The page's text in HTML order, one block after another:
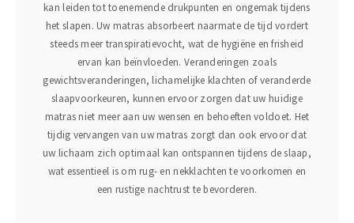
kan leiden tot toenemende drukpunten en ongemak tijdens
het slapen. Uw matras absorbeert naarmate de tijd vordert
steeds meer transpiratievocht, wat de hygiëne en frisheid
ervan kan beïnvloeden. Veranderingen zoals
gewichtsveranderingen, lichamelijke klachten of veranderde
slaapvoorkeuren, kunnen ervoor zorgen dat uw huidige
matras niet meer aan uw wensen en behoeften voldoet. Het
tijdig vervangen van uw matras zorgt dan ook ervoor dat
uw lichaam zich optimaal kan ontspannen tijdens de slaap,
wat essentieel is om rug- en nekklachten te voorkomen en
een rustige nachtrust te bevorderen.